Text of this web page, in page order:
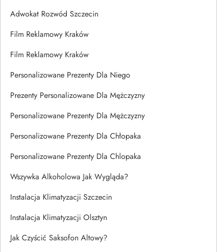
Adwokat Rozwód Szczecin
Film Reklamowy Kraków
Film Reklamowy Kraków
Personalizowane Prezenty Dla Niego
Prezenty Personalizowane Dla Mężczyzny
Personalizowane Prezenty Dla Mężczyzny
Personalizowane Prezenty Dla Chłopaka
Personalizowane Prezenty Dla Chlopaka
Wszywka Alkoholowa Jak Wygląda?
Instalacja Klimatyzacji Szczecin
Instalacja Klimatyzacji Olsztyn
Jak Czyścić Saksofon Altowy?